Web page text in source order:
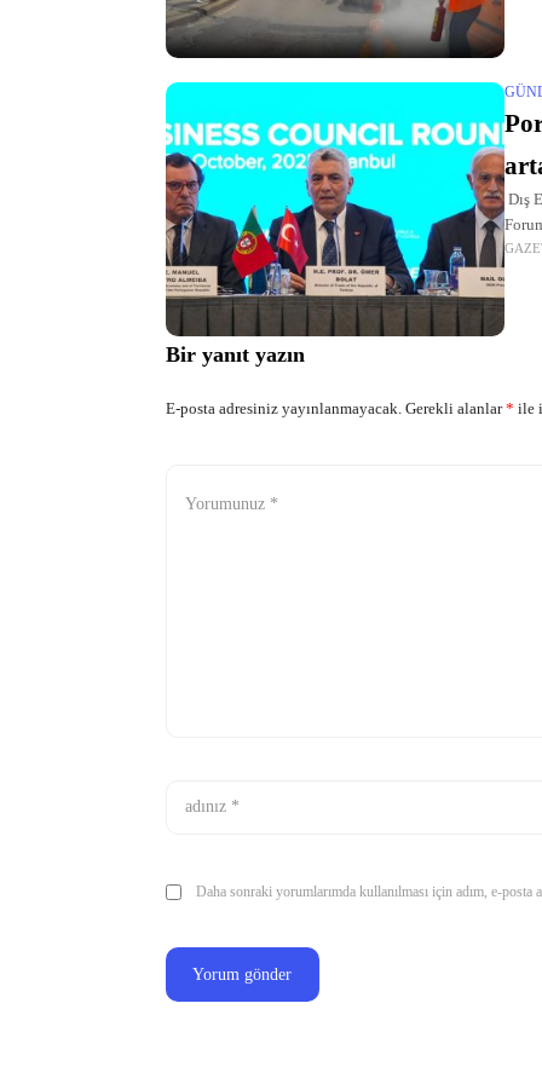
Dış
Bir yanıt yazın
E-posta adresiniz yayınlanmayacak. Gerekli alanlar* ile
Daha sonraki yorumlarımda kullanılması için adım, e-posta